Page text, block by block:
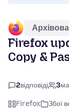
Firefox
Copy &
2відповіді 3
Firefox Збої